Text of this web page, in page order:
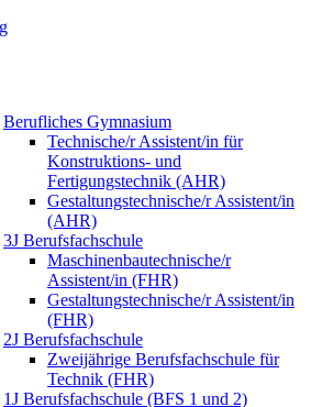
Berufliches Gymnasium
Technische/r Assistent/in für
Konstruktions- und
Fertigungstechnik (AHR)
Gestaltungstechnische/r Assistent/in
(AHR)
3J Berufsfachschule
Maschinenbautechnische/r
Assistent/in (FHR)
Gestaltungstechnische/r Assistent/in
(FHR)
2J Berufsfachschule
Zweijährige Berufsfachschule für
Technik (FHR)
1J Berufsfachschule (BFS 1 und 2)